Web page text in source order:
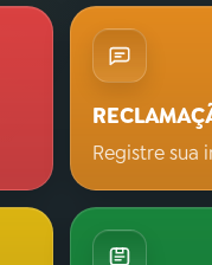
Registre sua